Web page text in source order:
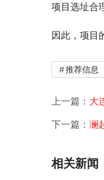
项目选址合
因此，项目
推荐信息
上一篇： 大
下一篇： 澜
相关新闻